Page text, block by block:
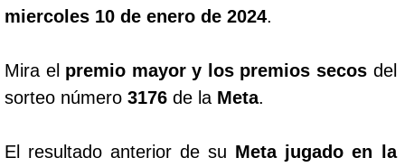
miercoles 10 de enero de 2024.
Mira el premio mayor y los premios secosdel
sorteo número 3176 de la Meta.
El resultado anterior de su Meta jugado en la